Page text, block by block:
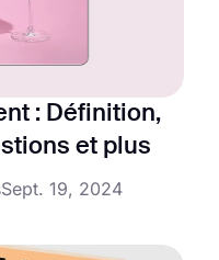
: Définition,
et plus
Sept. 19, 2024